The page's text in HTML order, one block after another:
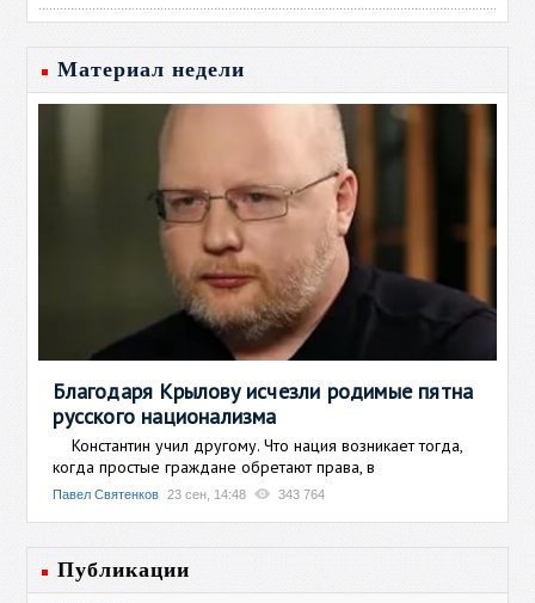
Материал недели
Благодаря Крылову исчезли родимые пятна
русского национализма
Константин учил другому. Что нация возникает тогда,
когда простые граждане обретают права, в
Павел Святенков 23 сен, 14:48 343 764
Публикации